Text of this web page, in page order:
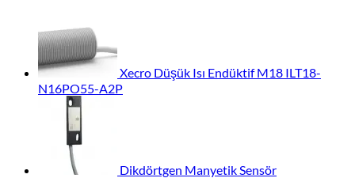
Xecro Düşük Isı Endüktif M18 ILT18-
N16PO55-A2P
Dikdörtgen Manyetik Sensör